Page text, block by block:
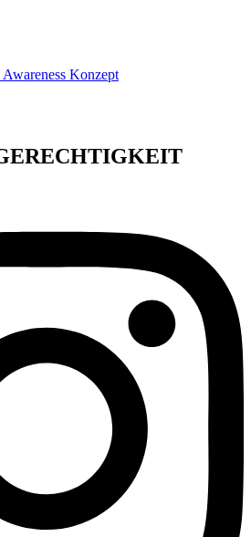
Konzept